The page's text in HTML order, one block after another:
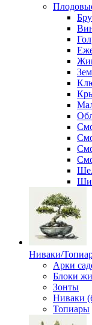
Ниваки/
Арки
Блоки
Зонты
Ниваки
Топиары